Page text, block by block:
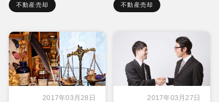
不動産売却 不動産売却
2017年03月28日 2017年03月27日